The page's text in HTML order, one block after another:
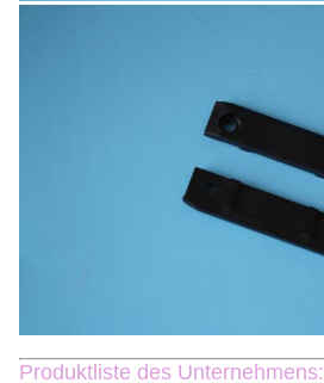
Produktliste des Unternehmens: